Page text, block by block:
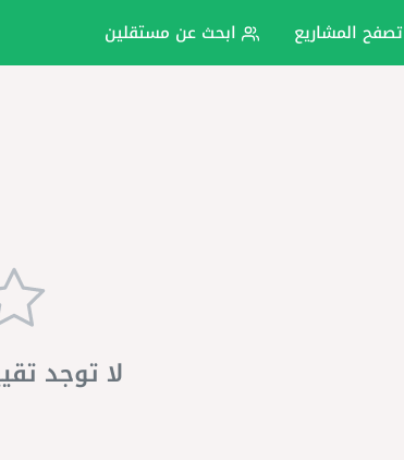
تصفح المشاريع ابحث عن مستقلين
لا توجد